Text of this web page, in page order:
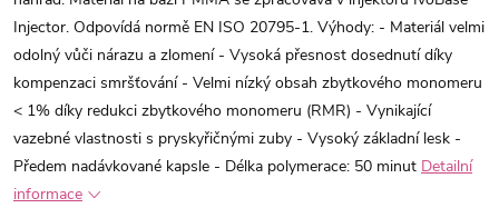
Injector. Odpovídá normě EN ISO 20795-1. Výhody: - Materiál velmi
odolný vůči nárazu a zlomení - Vysoká přesnost dosednutí díky
kompenzaci smršťování - Velmi nízký obsah zbytkového monomeru
< 1% díky redukci zbytkového monomeru (RMR) - Vynikající
vazebné vlastnosti s pryskyřičnými zuby - Vysoký základní lesk -
Předem nadávkované kapsle - Délka polymerace: 50 minut Detailní
informace